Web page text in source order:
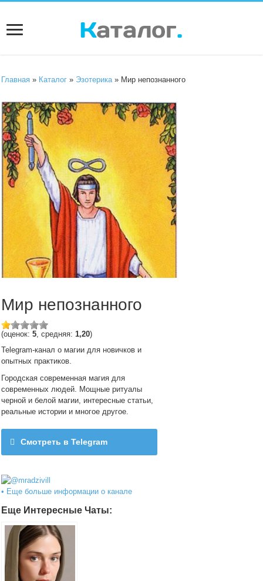
Главная » Каталог » Эзотерика » Мир непознанного
Мир непознанного
(оценок:5, средняя:1,20)
Telegram-канал о магии для новичков и
опытных практиков.
Городская современная магия для
современных людей. Мощные ритуалы
черной и белой магии, интересные статьи,
реальные истории и многое другое.
Смотреть в Telegram
• Еще больше информации о канале
Еще Интересные Чаты: